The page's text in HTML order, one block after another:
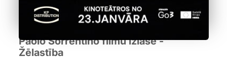
Paolo Sorrentīno filmu izlase -
Žēlastība